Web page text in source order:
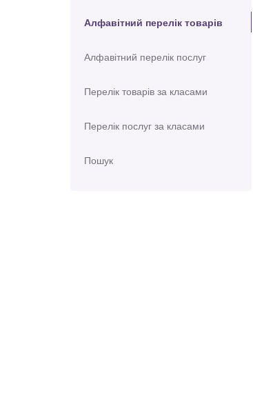
Алфавітний перелік товарів
Алфавітний перелік послуг
Перелік товарів за класами
Перелік послуг за класами
Пошук